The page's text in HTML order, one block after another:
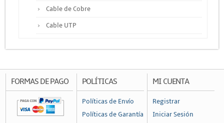
Cable de Cobre
Cable UTP
Accesorios
Cajas de Distribución
Canaleta
FORMAS DE PAGO POLÍTICAS
Políticas de Envío
Políticas de Garantía
MI CUENTA
Registrar
Iniciar Sesión